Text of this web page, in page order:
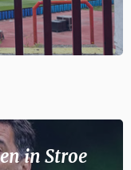
in Stroe